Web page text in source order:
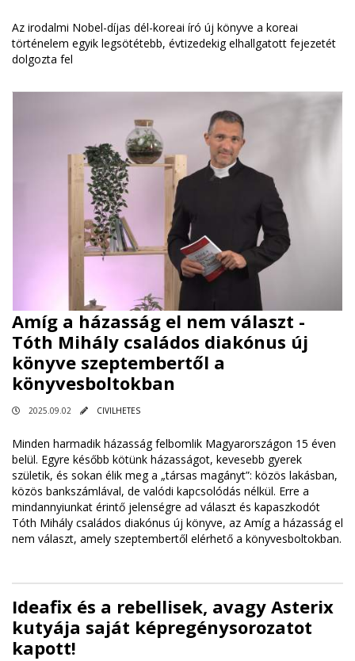
Az irodalmi Nobel-díjas dél-koreai író új könyve a koreai
történelem egyik legsötétebb, évtizedekig elhallgatott fejezetét
dolgozta fel
Amíg a házasság el nem választ -
Tóth Mihály családos diakónus új
könyve szeptembertől a
könyvesboltokban
2025.09.02 CIVILHETES
Minden harmadik házasság felbomlik Magyarországon 15 éven
belül. Egyre később kötünk házasságot, kevesebb gyerek
születik, és sokan élik meg a „társas magányt”: közös lakásban,
közös bankszámlával, de valódi kapcsolódás nélkül. Erre a
mindannyiunkat érintő jelenségre ad választ és kapaszkodót
Tóth Mihály családos diakónus új könyve, az Amíg a házasság el
nem választ, amely szeptembertől elérhető a könyvesboltokban.
Ideafix és a rebellisek, avagy Asterix
kutyája saját képregénysorozatot
kapott!